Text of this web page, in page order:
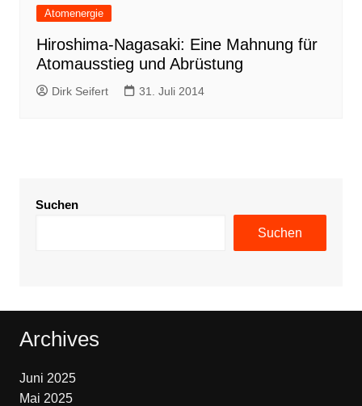
Atomenergie
Hiroshima-Nagasaki: Eine Mahnung für
Atomausstieg und Abrüstung
Dirk Seifert 31. Juli 2014
Suchen
Suchen
Archives
Juni 2025
Mai 2025